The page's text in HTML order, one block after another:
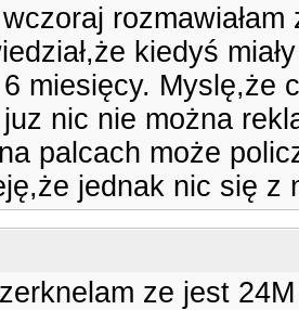
kiedyś
6 miesięcy.
nic nie można
palcach może
jednak nic się z
ze jest